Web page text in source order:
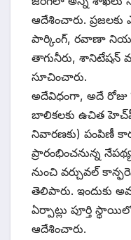
ఆదేశించారు.
పార్కింగ్, రవాణా
తాగునీరు, శానిటేషన్
సూచించారు.
అదేవిధంగా, అదే రోజు
బాలికలకు ఉచిత
నివారణకు) పంపిణీ
ప్రారంభించనున్న
నుంచి వర్చువల్
తెలిపారు. ఇందుకు
ఏర్పాట్లు పూర్తి
ఆదేశించారు.